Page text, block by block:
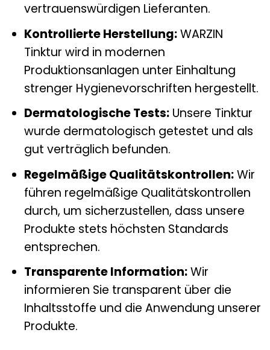
vertrauenswürdigen Lieferanten.
Kontrollierte Herstellung:WARZIN
Tinktur wird in modernen
Produktionsanlagen unter Einhaltung
strenger Hygienevorschriften hergestellt.
Dermatologische Tests:Unsere Tinktur
wurde dermatologisch getestet und als
gut verträglich befunden.
Regelmäßige Qualitätskontrollen:Wir
führen regelmäßige Qualitätskontrollen
durch, um sicherzustellen, dass unsere
Produkte stets höchsten Standards
entsprechen.
Transparente Information:Wir
informieren Sie transparent über die
Inhaltsstoffe und die Anwendung unserer
Produkte.